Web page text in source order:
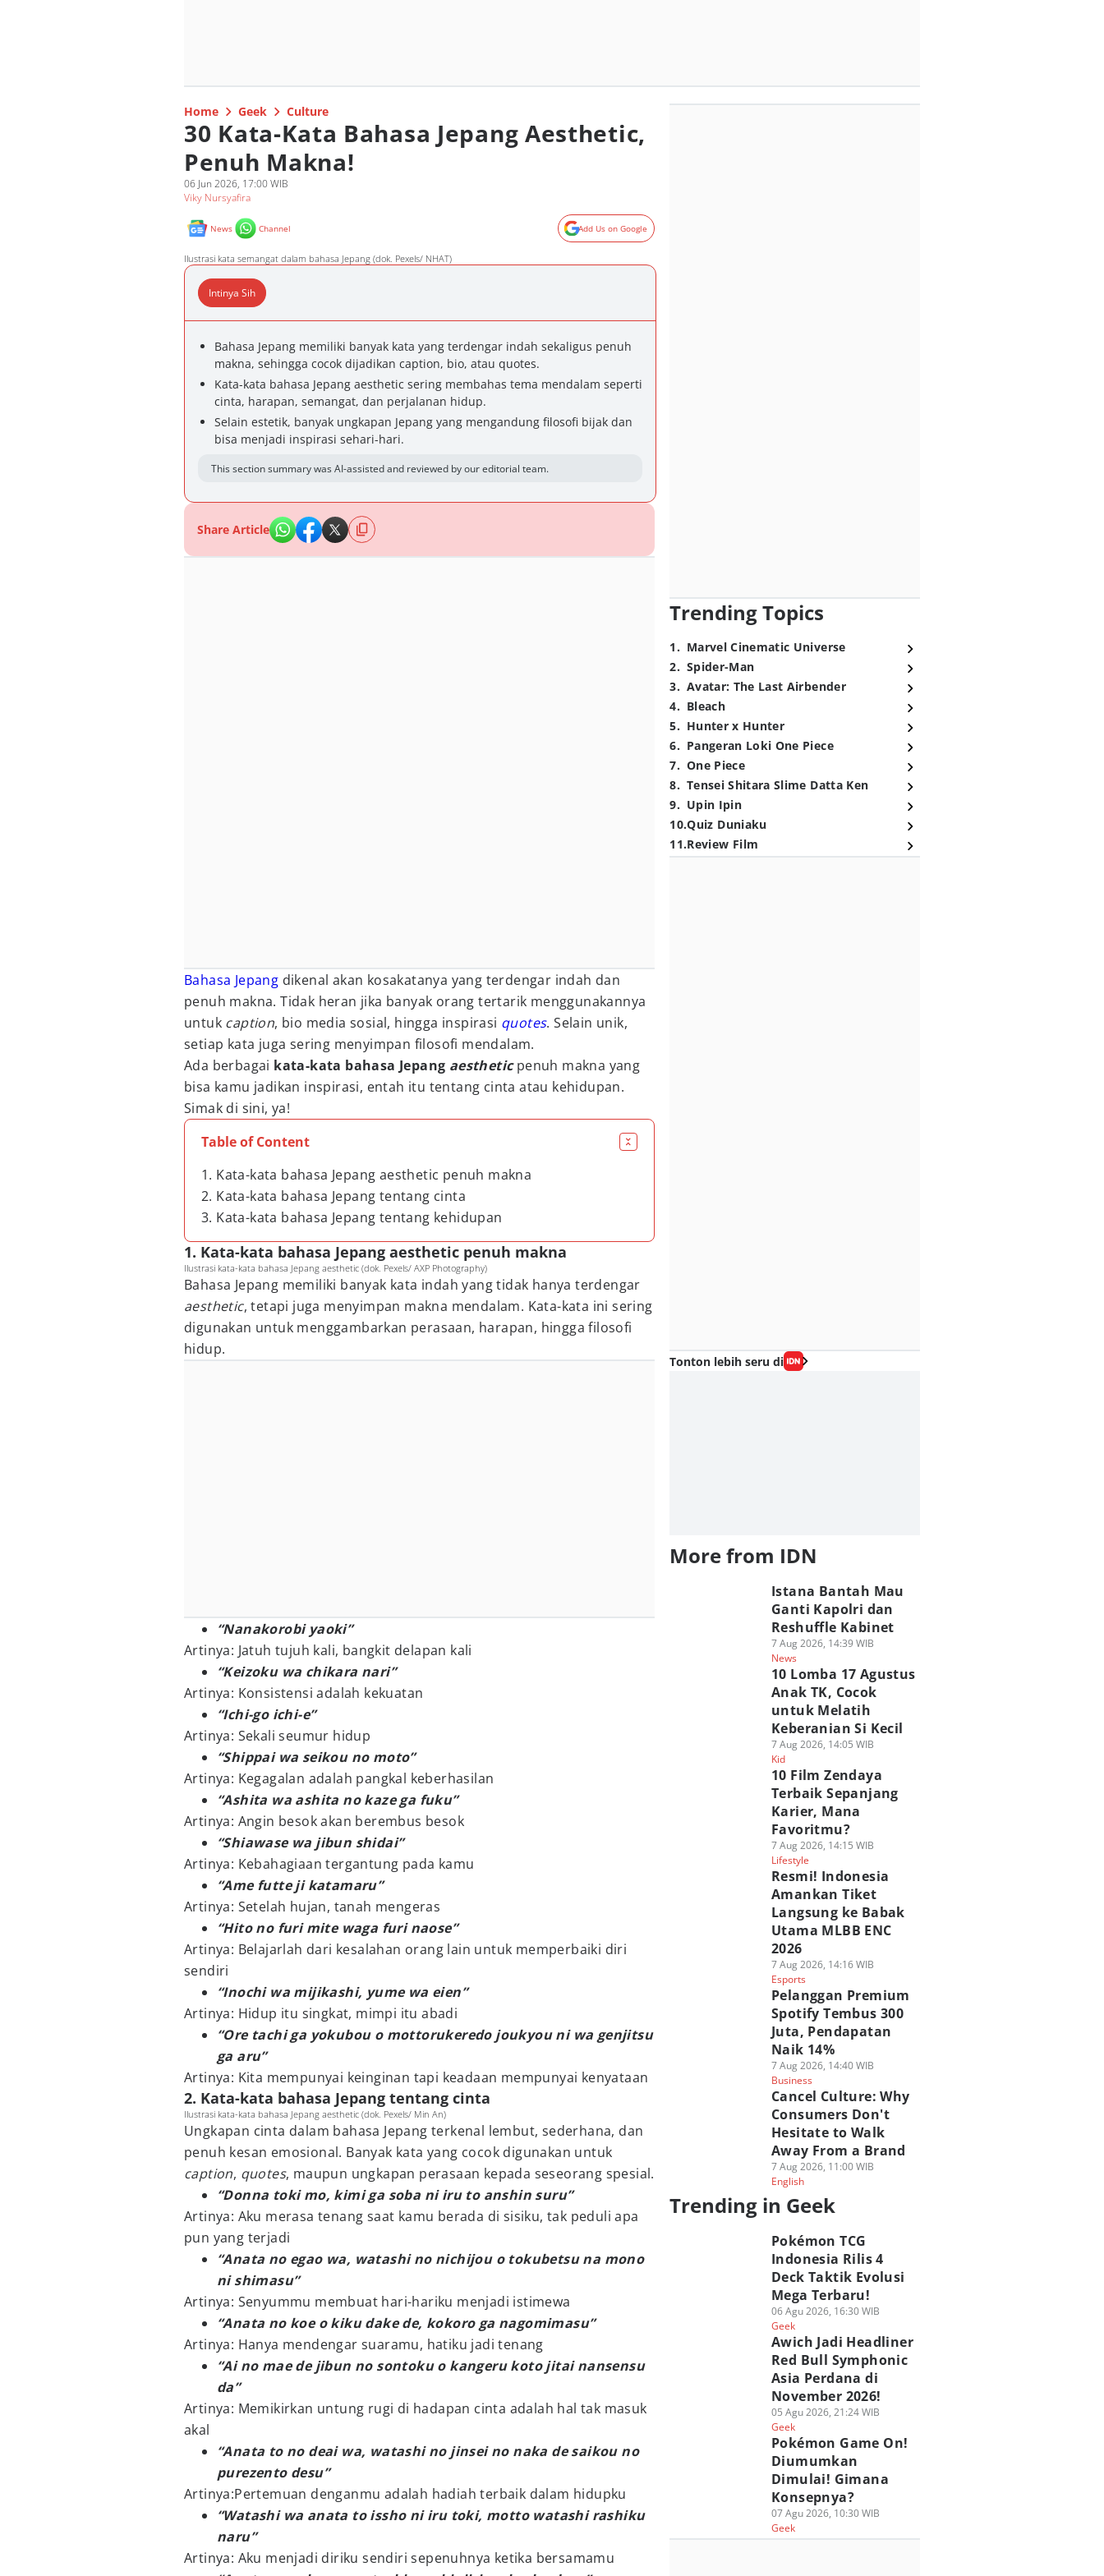
Home Geek Culture
30 Kata-Kata Bahasa Jepang Aesthetic,
Penuh Makna!
06 Jun 2026, 17:00 WIB
Viky Nursyafira
News Channel Add Us on Google
Ilustrasi kata semangat dalam bahasa Jepang (dok. Pexels/ NHAT)
Intinya Sih
Bahasa Jepang memiliki banyak kata yang terdengar indah sekaligus penuh
makna, sehingga cocok dijadikan caption, bio, atau quotes.
Kata-kata bahasa Jepang aesthetic sering membahas tema mendalam seperti
cinta, harapan, semangat, dan perjalanan hidup.
Selain estetik, banyak ungkapan Jepang yang mengandung filosofi bijak dan
bisa menjadi inspirasi sehari-hari.
This section summary was AI-assisted and reviewed by our editorial team.
Share Article
Bahasa Jepang dikenal akan kosakatanya yang terdengar indah dan
penuh makna. Tidak heran jika banyak orang tertarik menggunakannya
untuk caption, bio media sosial, hingga inspirasi quotes. Selain unik,
setiap kata juga sering menyimpan filosofi mendalam.
Ada berbagai kata-kata bahasa Jepang aestheticpenuh makna yang
bisa kamu jadikan inspirasi, entah itu tentang cinta atau kehidupan.
Simak di sini, ya!
Table of Content
1. Kata-kata bahasa Jepang aesthetic penuh makna
2. Kata-kata bahasa Jepang tentang cinta
3. Kata-kata bahasa Jepang tentang kehidupan
1. Kata-kata bahasa Jepang aesthetic penuh makna
Ilustrasi kata-kata bahasa Jepang aesthetic (dok. Pexels/ AXP Photography)
Bahasa Jepang memiliki banyak kata indah yang tidak hanya terdengar
aesthetic, tetapi juga menyimpan makna mendalam. Kata-kata ini sering
digunakan untuk menggambarkan perasaan, harapan, hingga filosofi
hidup.
“Nanakorobi yaoki”
Artinya: Jatuh tujuh kali, bangkit delapan kali
“Keizoku wa chikara nari”
Artinya: Konsistensi adalah kekuatan
“Ichi-go ichi-e”
Artinya: Sekali seumur hidup
“Shippai wa seikou no moto”
Artinya: Kegagalan adalah pangkal keberhasilan
“Ashita wa ashita no kaze ga fuku”
Artinya: Angin besok akan berembus besok
“Shiawase wa jibun shidai”
Artinya: Kebahagiaan tergantung pada kamu
“Ame futte ji katamaru”
Artinya: Setelah hujan, tanah mengeras
“Hito no furi mite waga furi naose”
Artinya: Belajarlah dari kesalahan orang lain untuk memperbaiki diri
sendiri
“Inochi wa mijikashi, yume wa eien”
Artinya: Hidup itu singkat, mimpi itu abadi
“Ore tachi ga yokubou o mottorukeredo joukyou ni wa genjitsu
ga aru”
Artinya: Kita mempunyai keinginan tapi keadaan mempunyai kenyataan
2. Kata-kata bahasa Jepang tentang cinta
Ilustrasi kata-kata bahasa Jepang aesthetic (dok. Pexels/ Min An)
Ungkapan cinta dalam bahasa Jepang terkenal lembut, sederhana, dan
penuh kesan emosional. Banyak kata yang cocok digunakan untuk
caption, quotes, maupun ungkapan perasaan kepada seseorang spesial.
“Donna toki mo, kimi ga soba ni iru to anshin suru”
Artinya: Aku merasa tenang saat kamu berada di sisiku, tak peduli apa
pun yang terjadi
“Anata no egao wa, watashi no nichijou o tokubetsu na mono
ni shimasu”
Artinya: Senyummu membuat hari-hariku menjadi istimewa
“Anata no koe o kiku dake de, kokoro ga nagomimasu”
Artinya: Hanya mendengar suaramu, hatiku jadi tenang
“Ai no mae de jibun no sontoku o kangeru koto jitai nansensu
da”
Artinya: Memikirkan untung rugi di hadapan cinta adalah hal tak masuk
akal
“Anata to no deai wa, watashi no jinsei no naka de saikou no
purezento desu”
Artinya:Pertemuan denganmu adalah hadiah terbaik dalam hidupku
“Watashi wa anata to issho ni iru toki, motto watashi rashiku
naru”
Artinya: Aku menjadi diriku sendiri sepenuhnya ketika bersamamu
Trending Topics
1. Marvel Cinematic Universe
2. Spider-Man
3. Avatar: The Last Airbender
4. Bleach
5. Hunter x Hunter
6. Pangeran Loki One Piece
7. One Piece
8. Tensei Shitara Slime Datta Ken
9. Upin Ipin
10.Quiz Duniaku
11.Review Film
Tonton lebih seru di
More from IDN
Istana Bantah Mau
Ganti Kapolri dan
Reshuffle Kabinet
7 Aug 2026, 14:39 WIB
News
10 Lomba 17 Agustus
Anak TK, Cocok
untuk Melatih
Keberanian Si Kecil
7 Aug 2026, 14:05 WIB
Kid
10 Film Zendaya
Terbaik Sepanjang
Karier, Mana
Favoritmu?
7 Aug 2026, 14:15 WIB
Lifestyle
Resmi! Indonesia
Amankan Tiket
Langsung ke Babak
Utama MLBB ENC
2026
7 Aug 2026, 14:16 WIB
Esports
Pelanggan Premium
Spotify Tembus 300
Juta, Pendapatan
Naik 14%
7 Aug 2026, 14:40 WIB
Business
Cancel Culture: Why
Consumers Don't
Hesitate to Walk
Away From a Brand
7 Aug 2026, 11:00 WIB
English
Trending in Geek
Pokémon TCG
Indonesia Rilis 4
Deck Taktik Evolusi
Mega Terbaru!
06 Agu 2026, 16:30 WIB
Geek
Awich Jadi Headliner
Red Bull Symphonic
Asia Perdana di
November 2026!
05 Agu 2026, 21:24 WIB
Geek
Pokémon Game On!
Diumumkan
Dimulai! Gimana
Konsepnya?
07 Agu 2026, 10:30 WIB
Geek